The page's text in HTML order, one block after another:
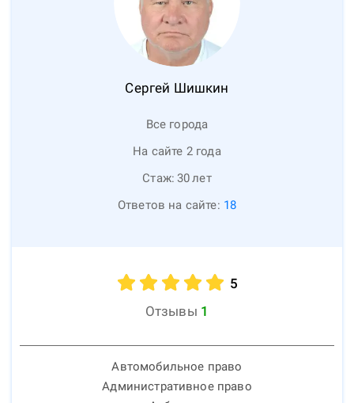
Сергей Шишкин
Все города
На сайте 2 года
Стаж: 30лет
Ответов на сайте: 18
5
Отзывы 1
Автомобильное право
Административное право